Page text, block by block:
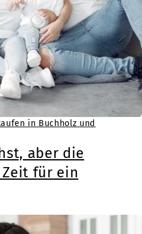
in Buchholz und
aber die
für ein